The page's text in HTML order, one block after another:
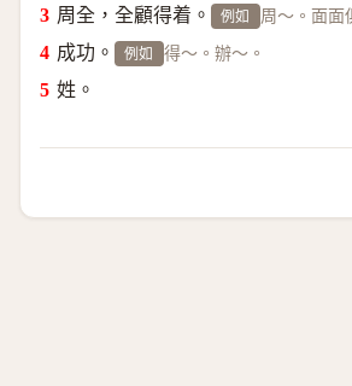
周全，全顧得着。 例如 周～。面面
成功。 例如 得～。辦～。
姓。